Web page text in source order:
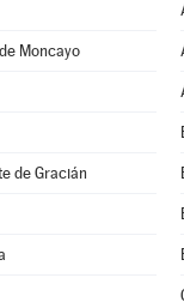
Moncayo
de Gracián